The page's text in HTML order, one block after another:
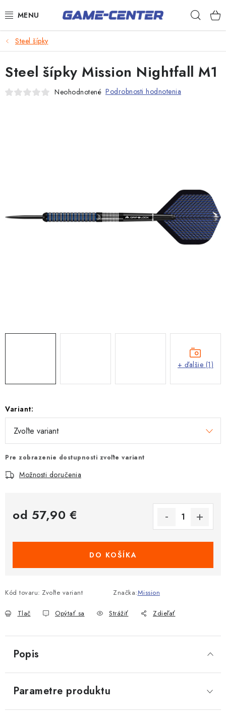
na
ŠípkySteel šípky
Variant:
Pre zobrazenie dostupnosti zvoľte variant
Možnosti doručenia
od 57,90 €
DO KOŠÍKA
Kód tovaru: Zvoľte variant Značka:Mission
Tlač Opýtať sa Strážiť Zdieľať
Steel šípky Mission Nightfall M1
Neohodnotené Podrobnosti hodnotenia
+ ďalšie (1)
Popis
Parametre produktu